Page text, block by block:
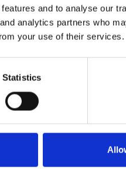
and to analyse our
analytics partners who
your use of their services.
Statistics
BEZOEKERS
naar wat er allemaal te
daarover graag persoonlijk
Informatiepunten.